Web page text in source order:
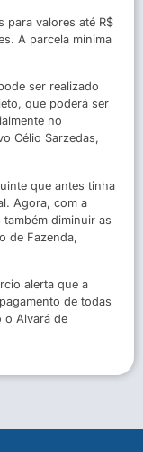
para valores até R$
A parcela mínima
ser realizado
que poderá ser
no
Célio Sarzedas,
que antes tinha
Agora, com a
diminuir as
de Fazenda,
alerta que a
de todas
o Alvará de